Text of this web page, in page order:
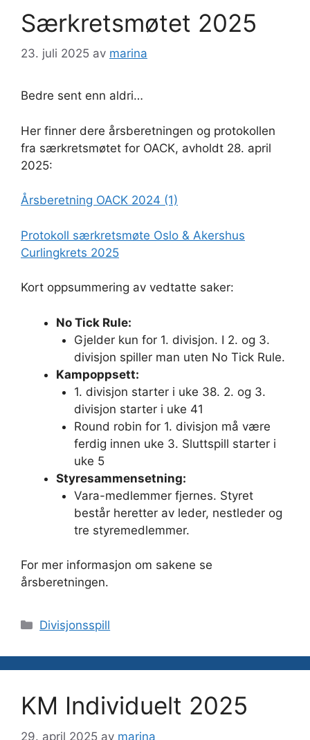
Særkretsmøtet 2025
23. juli 2025 av marina
Bedre sent enn aldri…
Her finner dere årsberetningen og protokollen
fra særkretsmøtet for OACK, avholdt 28. april
2025:
Årsberetning OACK 2024 (1)
Protokoll særkretsmøte Oslo & Akershus
Curlingkrets 2025
Kort oppsummering av vedtatte saker:
No Tick Rule:
Gjelder kun for 1. divisjon. I 2. og 3.
divisjon spiller man uten No Tick Rule.
Kampoppsett:
1. divisjon starter i uke 38. 2. og 3.
divisjon starter i uke 41
Round robin for 1. divisjon må være
ferdig innen uke 3. Sluttspill starter i
uke 5
Styresammensetning:
Vara-medlemmer fjernes. Styret
består heretter av leder, nestleder og
tre styremedlemmer.
For mer informasjon om sakene se
årsberetningen.
Kategorier
Divisjonsspill
KM Individuelt 2025
29. april 2025 av marina